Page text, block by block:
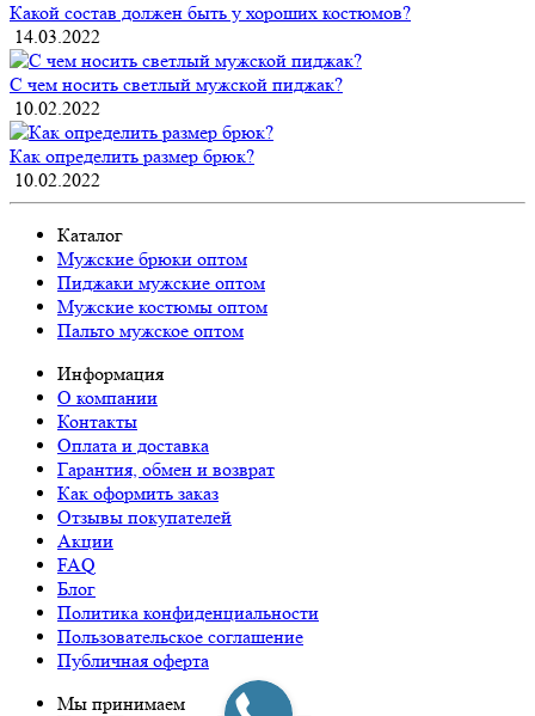
Какой состав должен быть у хороших костюмов?
14.03.2022
С чем носить светлый мужской пиджак?
10.02.2022
Как определить размер брюк?
10.02.2022
Каталог
Мужские брюки оптом
Пиджаки мужские оптом
Мужские костюмы оптом
Пальто мужское оптом
Информация
О компании
Контакты
Оплата и доставка
Гарантия, обмен и возврат
Как оформить заказ
Отзывы покупателей
Акции
FAQ
Блог
Политика конфиденциальности
Пользовательское соглашение
Публичная оферта
Мы принимаем